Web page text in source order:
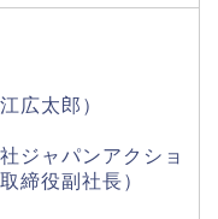
広太郎）
ジャパンアクショ
締役副社長）